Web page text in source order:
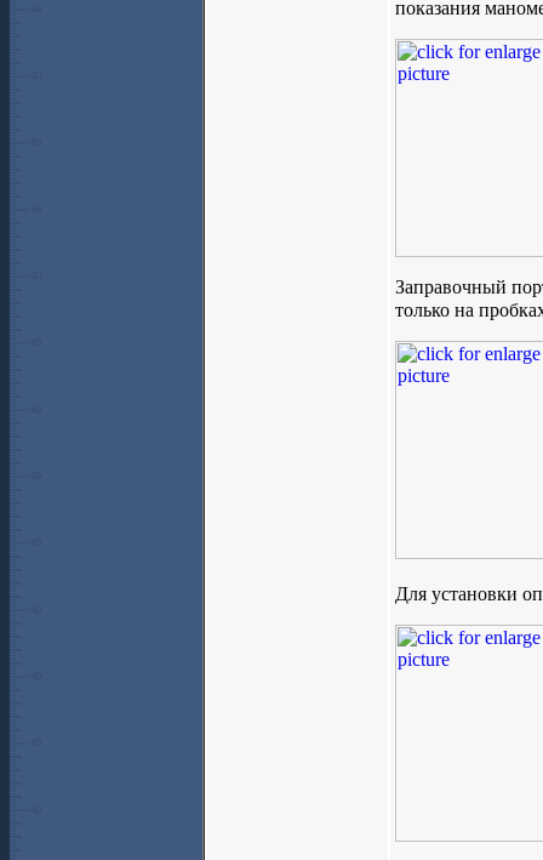
показания
Заправочный
только на
Для установки